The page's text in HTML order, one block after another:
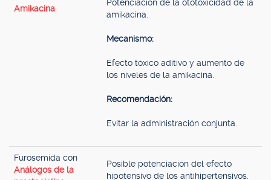
Amikacina
Potenciación de la ototoxicidad de la
amikacina.
Mecanismo:
Efecto tóxico aditivo y aumento de
los niveles de la amikacina.
Recomendación:
Evitar la administración conjunta.
Furosemida con
Análogos de la
Posible potenciación del efecto
hipotensivo de los antihipertensivos.